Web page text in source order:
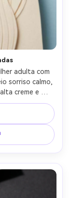
adulta com
sorriso calmo,
creme e
limpo de
pastel
delicadas
close-up 4:5,
cola, textura
alto
pouca